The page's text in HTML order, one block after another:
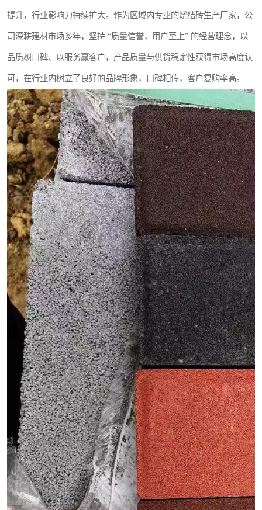
提升，行业影响力持续扩大。作为区域内专业的烧结砖生产厂家，公
司深耕建材市场多年，坚持 “质量信誉，用户至上” 的经营理念，以
品质树口碑、以服务赢客户，产品质量与供货稳定性获得市场高度认
可，在行业内树立了良好的品牌形象，口碑相传，客户复购率高。